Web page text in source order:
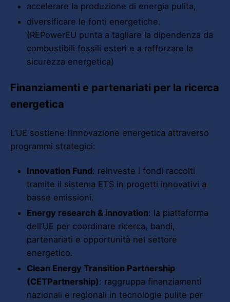
accelerare la produzione di energia pulita,
diversificare le fonti energetiche.
(REPowerEU punta a tagliare la dipendenza da
combustibili fossili esteri e a rafforzare la
sicurezza energetica)
Finanziamenti e partenariati per la ricerca
energetica
L’UE sostiene l’innovazione energetica attraverso
programmi strategici:
Innovation Fund: reinveste i fondi raccolti
tramite il sistema ETS in progetti innovativi a
basse emissioni.
Energy research & innovation: la piattaforma
dell’UE per coordinare ricerca, bandi,
partenariati e opportunità nel settore
energetico.
Clean Energy Transition Partnership
(CETPartnership): raggruppa finanziamenti
nazionali e regionali in tecnologie pulite per